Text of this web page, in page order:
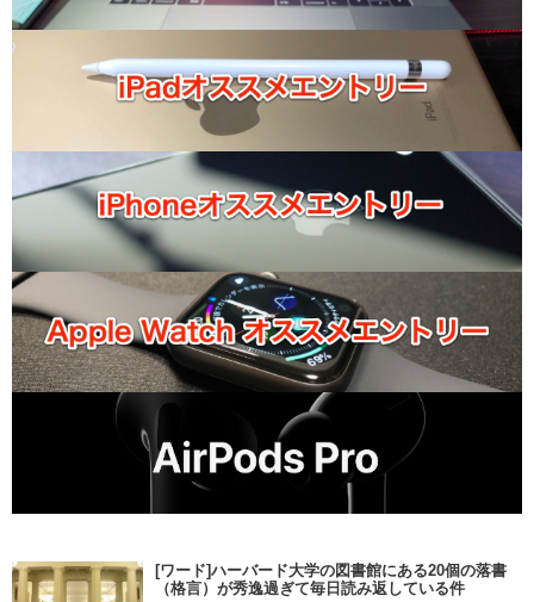
[ワード]ハーバード大学の図書館にある20個の落書
（格言）が秀逸過ぎて毎日読み返している件